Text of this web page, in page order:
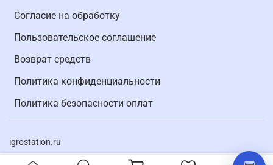
Согласие на обработку
Пользовательское соглашение
Возврат средств
Политика конфиденциальности
Политика безопасности оплат
igrostation.ru